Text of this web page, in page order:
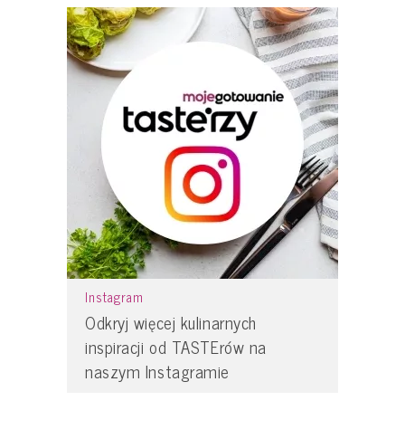
Instagram
Odkryj więcej kulinarnych
inspiracji od TASTErów na
naszym Instagramie